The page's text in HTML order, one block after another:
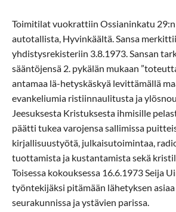
Toimitilat vuokrattiin Ossianinkatu
autotallista, Hyvinkäältä. Sansa
yhdistysrekisteriin 3.8.1973. Sansan
sääntöjensä 2. pykälän mukaan
antamaa lä-hetyskäskyä levittämällä
evankeliumia ristiinnaulitusta ja
Jeesuksesta Kristuksesta ihmisille
päätti tukea varojensa sallimissa
kirjallisuustyötä, julkaisutoimintaa,
tuottamista ja kustantamista sekä
Toisessa kokouksessa 16.6.1973 Seija
työntekijäksi pitämään lähetyksen
seurakunnissa ja ystävien parissa.